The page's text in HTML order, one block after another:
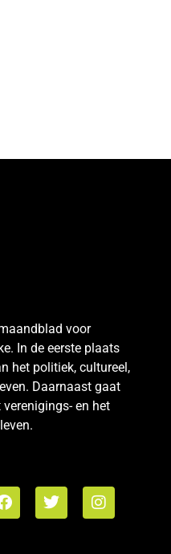
voor
In de eerste plaats
het politiek, cultureel,
Daarnaast gaat
en het